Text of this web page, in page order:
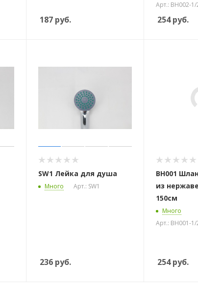
187 руб.
Арт.: BH002-1/
254руб.
SW1 Лейка для душа
Много Арт.: SW1
236 руб.
BH001
из
150см
Много
Арт.: BH001-1/
254руб.